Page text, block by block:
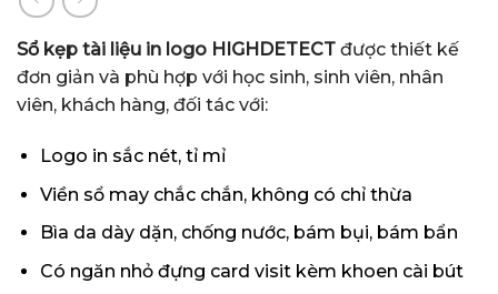
Sổ kẹp tài liệu in logo HIGHDETECT được thiết kế
đơn giản và phù hợp với học sinh, sinh viên, nhân
viên, khách hàng, đối tác với:
Logo in sắc nét, tỉ mỉ
Viền sổ may chắc chắn, không có chỉ thừa
Bìa da dày dặn, chống nước, bám bụi, bám bẩn
Có ngăn nhỏ đựng card visit kèm khoen cài bút